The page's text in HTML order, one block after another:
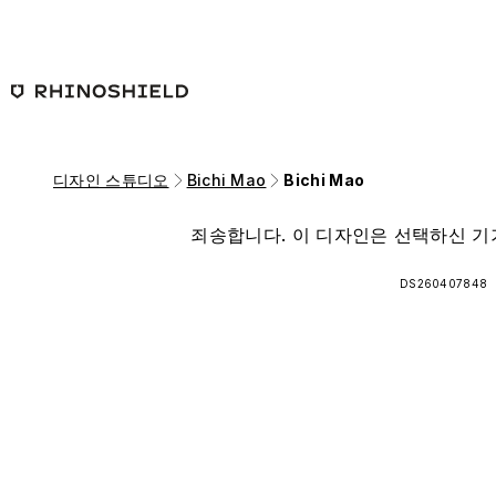
디자인 스튜디오 Bichi Mao Bichi Mao
죄송합니다. 이 디자인은 선택하신
DS260407848